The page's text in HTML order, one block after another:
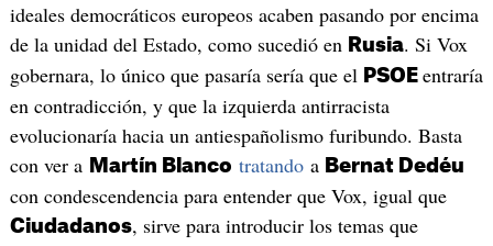
ideales democráticos europeos acaben pasando por encima
de la unidad del Estado, como sucedió en Rusia. Si Vox
gobernara, lo único que pasaría sería que el PSOE entraría
en contradicción, y que la izquierda antirracista
evolucionaría hacia un antiespañolismo furibundo. Basta
con ver a Martín Blanco tratandoa Bernat Dedéu
con condescendencia para entender que Vox, igual que
Ciudadanos, sirve para introducir los temas que